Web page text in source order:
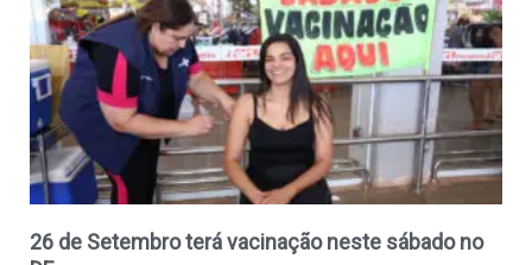
26 de Setembro terá vacinação neste sábado no